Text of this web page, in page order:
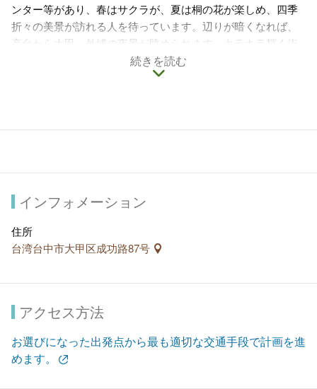
ンター等があり、春はサクラが、夏は桐の花が楽しめ、四季
折々の美景が訪れる人を待っています。辺りが暗くなれば、
高台から大甲、外埔の夜景が眺められます。キラキラ輝く街
の明かりが夜を彩り、鉄砧山はまた違った趣に包まれます。
大甲区成功路から「鉄砧山風景特定区」へ向かう登山健康遊
続きを読む
インフォメーション
住所
台湾台中市大甲区成功路87号
アクセス方法
お選びになった出発点から最も適切な交通手段で計画を進
めます。